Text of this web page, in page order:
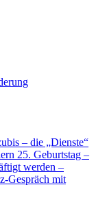
– die „Dienste“
25. Geburtstag –
werden –
Gespräch mit